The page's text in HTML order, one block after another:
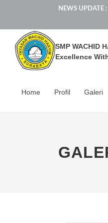
NEWS UPDATE :
SMP WACHID
Excellence
Home Profil Galeri